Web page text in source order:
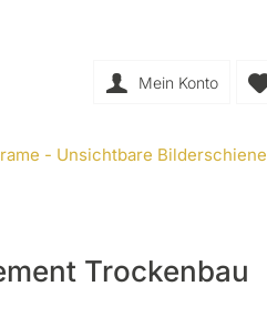
Mein Konto
- Unsichtbare Bilderschiene
Trockenbau